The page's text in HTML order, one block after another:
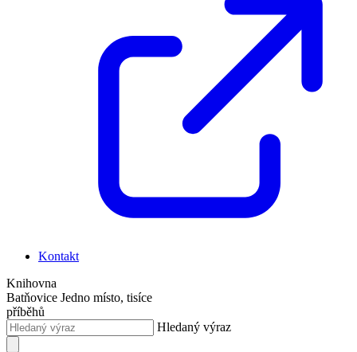
Kontakt
Knihovna
Batňovice Jedno místo, tisíce
příběhů
Hledaný výraz